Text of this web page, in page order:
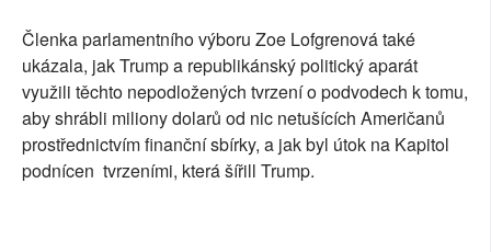
Členka parlamentního výboru Zoe Lofgrenová také
ukázala, jak Trump a republikánský politický aparát
využili těchto nepodložených tvrzení o podvodech k tomu,
aby shrábli miliony dolarů od nic netušících Američanů
prostřednictvím finanční sbírky, a jak byl útok na Kapitol
podnícen tvrzeními, která šířill Trump.